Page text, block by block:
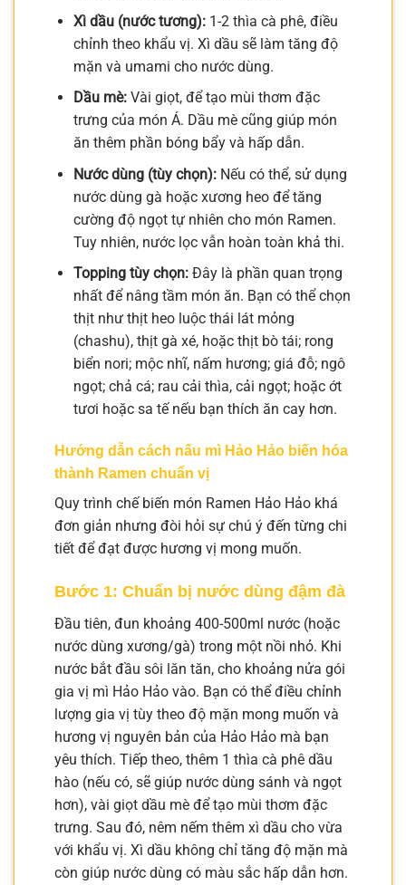
Xì dầu (nước tương):1-2 thìa cà phê, điều
chỉnh theo khẩu vị. Xì dầu sẽ làm tăng độ
mặn và umami cho nước dùng.
Dầu mè:Vài giọt, để tạo mùi thơm đặc
trưng của món Á. Dầu mè cũng giúp món
ăn thêm phần bóng bẩy và hấp dẫn.
Nước dùng (tùy chọn):Nếu có thể, sử dụng
nước dùng gà hoặc xương heo để tăng
cường độ ngọt tự nhiên cho món Ramen.
Tuy nhiên, nước lọc vẫn hoàn toàn khả thi.
Topping tùy chọn:Đây là phần quan trọng
nhất để nâng tầm món ăn. Bạn có thể chọn
thịt như thịt heo luộc thái lát mỏng
(chashu), thịt gà xé, hoặc thịt bò tái; rong
biển nori; mộc nhĩ, nấm hương; giá đỗ; ngô
ngọt; chả cá; rau cải thìa, cải ngọt; hoặc ớt
tươi hoặc sa tế nếu bạn thích ăn cay hơn.
Hướng dẫn cách nấu mì Hảo Hảo biến hóa
thành Ramen chuẩn vị
Quy trình chế biến món Ramen Hảo Hảo khá
đơn giản nhưng đòi hỏi sự chú ý đến từng chi
tiết để đạt được hương vị mong muốn.
Bước 1: Chuẩn bị nước dùng đậm đà
Đầu tiên, đun khoảng 400-500ml nước (hoặc
nước dùng xương/gà) trong một nồi nhỏ. Khi
nước bắt đầu sôi lăn tăn, cho khoảng nửa gói
gia vị mì Hảo Hảo vào. Bạn có thể điều chỉnh
lượng gia vị tùy theo độ mặn mong muốn và
hương vị nguyên bản của Hảo Hảo mà bạn
yêu thích. Tiếp theo, thêm 1 thìa cà phê dầu
hào (nếu có, sẽ giúp nước dùng sánh và ngọt
hơn), vài giọt dầu mè để tạo mùi thơm đặc
trưng. Sau đó, nêm nếm thêm xì dầu cho vừa
với khẩu vị. Xì dầu không chỉ tăng độ mặn mà
còn giúp nước dùng có màu sắc hấp dẫn hơn.